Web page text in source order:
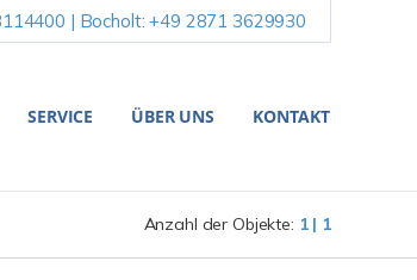
| Bocholt: +49 2871 3629930
SERVICE ÜBER UNS KONTAKT
Anzahl der Objekte: 1 | 1